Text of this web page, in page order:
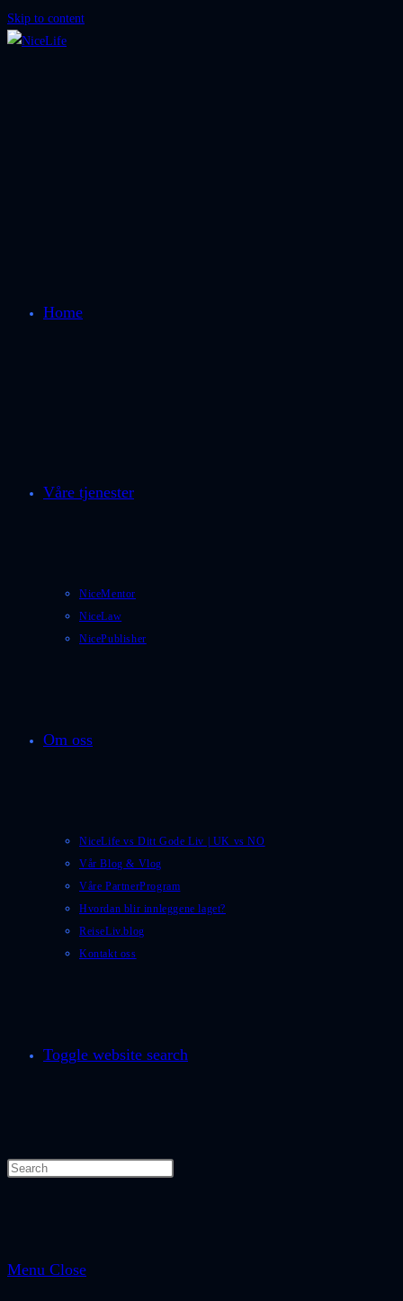
Skip to content
Home
Våre tjenester
NiceMentor
NiceLaw
NicePublisher
Om oss
NiceLife vs Ditt Gode Liv | UK vs NO
Vår Blog & Vlog
Våre PartnerProgram
Hvordan blir innleggene laget?
ReiseLiv.blog
Kontakt oss
Toggle website search
Menu Close